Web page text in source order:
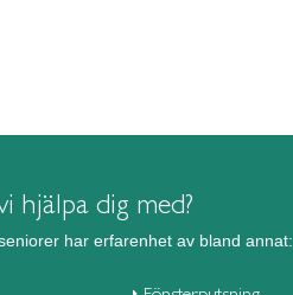
hjälpa dig med?
har erfarenhet av bland annat: